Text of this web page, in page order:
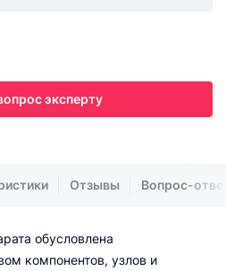
эксперту
Отзывы Вопрос-
обусловлена
компонентов, узлов и